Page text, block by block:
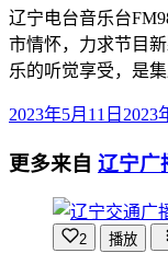
辽宁电台音乐台
市情怀，力求节目
乐的听觉享受，是
2023年5月11日 2023
更多来自 辽宁广
2 播放